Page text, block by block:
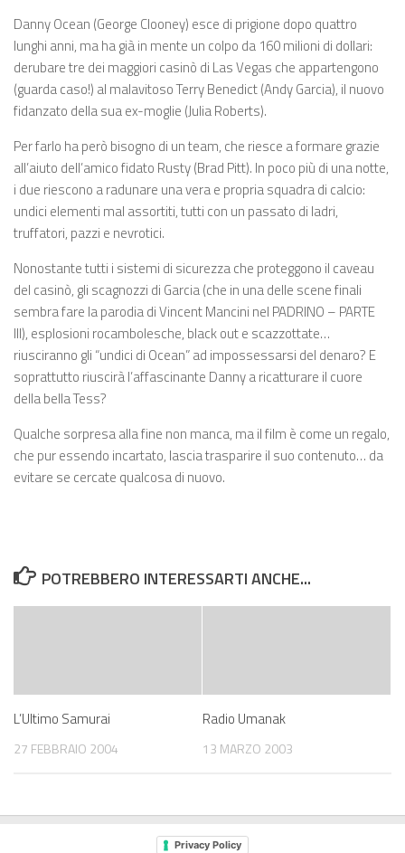
Danny Ocean (George Clooney) esce di prigione dopo quattro
lunghi anni, ma ha già in mente un colpo da 160 milioni di dollari:
derubare tre dei maggiori casinò di Las Vegas che appartengono
(guarda caso!) al malavitoso Terry Benedict (Andy Garcia), il nuovo
fidanzato della sua ex-moglie (Julia Roberts).
Per farlo ha però bisogno di un team, che riesce a formare grazie
all’aiuto dell’amico fidato Rusty (Brad Pitt). In poco più di una notte,
i due riescono a radunare una vera e propria squadra di calcio:
undici elementi mal assortiti, tutti con un passato di ladri,
truffatori, pazzi e nevrotici.
Nonostante tutti i sistemi di sicurezza che proteggono il caveau
del casinò, gli scagnozzi di Garcia (che in una delle scene finali
sembra fare la parodia di Vincent Mancini nel PADRINO – PARTE
III), esplosioni rocambolesche, black out e scazzottate…
riusciranno gli “undici di Ocean” ad impossessarsi del denaro? E
soprattutto riuscirà l’affascinante Danny a ricatturare il cuore
della bella Tess?
Qualche sorpresa alla fine non manca, ma il film è come un regalo,
che pur essendo incartato, lascia trasparire il suo contenuto… da
evitare se cercate qualcosa di nuovo.
POTREBBERO INTERESSARTI ANCHE...
L’Ultimo Samurai
27 FEBBRAIO 2004
Radio Umanak
13 MARZO 2003
Privacy Policy